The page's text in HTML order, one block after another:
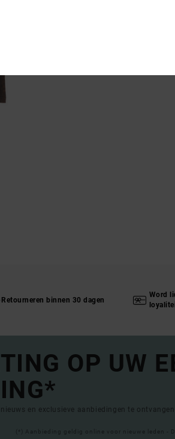
Retourneren binnen 30 dagen
Word
OP UW
en exclusieve aanbiedingen te
(*) Aanbieding geldig online voor nieuwe leden -